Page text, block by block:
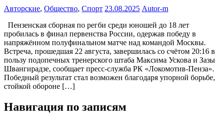
Авторские, Общество, Спорт 23.08.2025 Autor-m
Пензенская сборная по регби среди юношей до 18 лет
пробилась в финал первенства России, одержав победу в
напряжённом полуфинальном матче над командой Москвы.
Встреча, прошедшая 22 августа, завершилась со счётом 20:16 в
пользу подопечных тренерского штаба Максима Ускова и Зазы
Швангирадзе, сообщает пресс-служба РК «Локомотив-Пенза».
Победный результат стал возможен благодаря упорной борьбе,
стойкой обороне […]
Навигация по записям